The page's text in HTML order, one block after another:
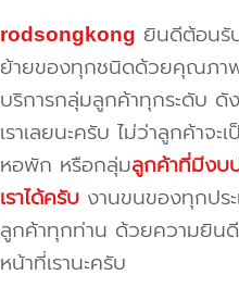
rodsongkong ยินดีต้อนรั
ย้ายของทุกชนิดด้วยคุณภา
บริการกลุ่มลูกค้าทุกระดับ ดั
เราเลยนะครับ ไม่ว่าลูกค้า
หอพัก หรือกลุ่มลูกค้าที่มีงบ
เราได้ครับงานขนของทุกประ
ลูกค้าทุกท่าน ด้วยความยินดี
หน้าที่เรานะครับ